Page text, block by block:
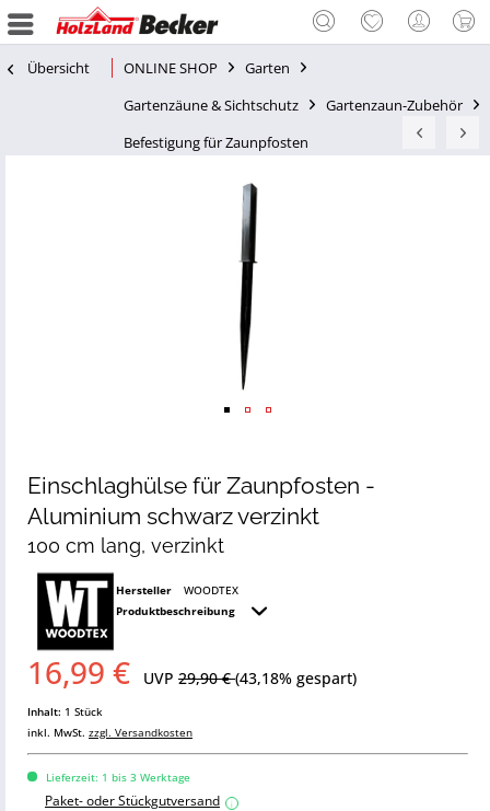
Übersicht ONLINE SHOP
Garten
Gartenzäune & Sichtschutz
Gartenzaun-Zubehör
Befestigung für Zaunpfosten
Einschlaghülse für Zaunpfosten -
Aluminium schwarz verzinkt
100 cm lang, verzinkt
Hersteller
WOODTEX
Produktbeschreibung
16,99 € UVP 29,90 €(43,18% gespart)
Inhalt: 1 Stück
inkl. MwSt. zzgl. Versandkosten
Lieferzeit: 1 bis 3 Werktage
Paket- oder Stückgutversand i